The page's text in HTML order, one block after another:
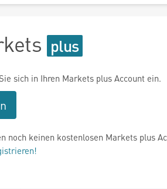
sich in Ihren Markets plus Account ein.
noch keinen kostenlosen Markets plus